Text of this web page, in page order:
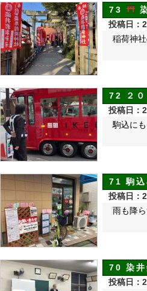
73
投稿日：
稲荷神
72 ２
投稿日：
駒込に
71 駒
投稿日：
雨も降
70 染井
投稿日：